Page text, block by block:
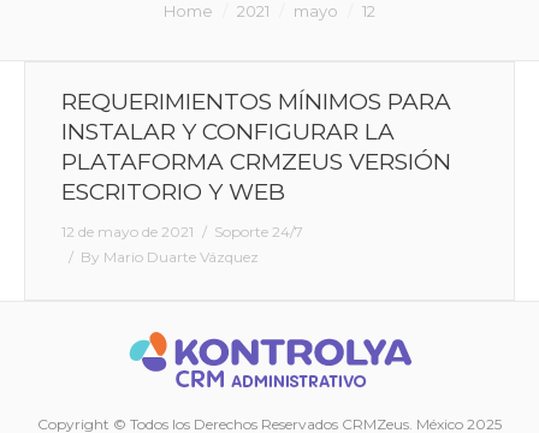
Home 2021 mayo 12
REQUERIMIENTOS MÍNIMOS PARA
INSTALAR Y CONFIGURAR LA
PLATAFORMA CRMZEUS VERSIÓN
ESCRITORIO Y WEB
12 de mayo de 2021
Soporte 24/7
By Mario Duarte Vázquez
Copyright © Todos los Derechos Reservados CRMZeus. México 2025